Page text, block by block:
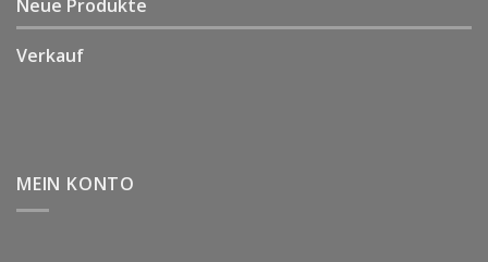
Neue Produkte
Verkauf
MEIN KONTO